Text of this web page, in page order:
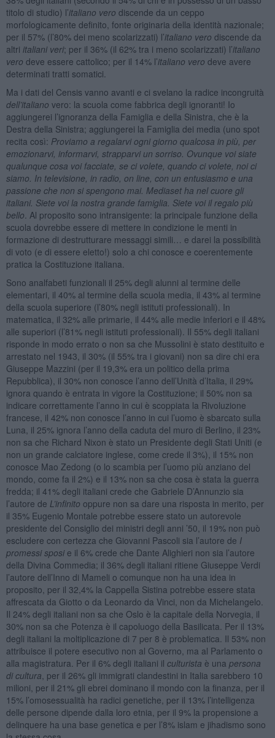
titolo di studio) l’italiano vero discende da un ceppo
morfologicamente definito, fonte originaria della identità nazionale;
per il 57% (l’80% dei meno scolarizzati) l’italiano vero discende da
altri italiani veri; per il 36% (il 62% tra i meno scolarizzati) l’italiano
vero deve essere cattolico; per il 14% l’italiano vero deve avere
determinati tratti somatici.
Ma i dati del Censis vanno avanti e ci svelano la radice incongruità
dell’italiano vero: la scuola come fabbrica degli ignoranti! Io
aggiungerei l’ignoranza della Famiglia e della Sinistra, che è la
Destra della Sinistra; aggiungerei la Famiglia dei media (uno spot
recita così: Proviamo a regalarvi ogni giorno qualcosa in più, per
emozionarvi, informarvi, strapparvi un sorriso. Ovunque voi siate
qualunque cosa voi facciate, se ci volete, quando ci volete, noi ci
siamo. In televisione, in radio, on line, con un entusiasmo e una
passione che non si spengono mai. Mediaset ha nel cuore gli
italiani. Siete voi la nostra grande famiglia. Siete voi il regalo più
bello . Al proposito sono intransigente: la principale funzione della
scuola dovrebbe essere di mettere in condizione le menti in
formazione di destrutturare messaggi simili… e darei la possibilità
di voto (e di essere eletto!) solo a chi conosce e coerentemente
pratica la Costituzione italiana.
Sono analfabeti funzionali il 25% degli alunni al termine delle
elementari, il 40% al termine della scuola media, il 43% al termine
della scuola superiore (l’80% negli istituti professionali). In
matematica, il 32% alle primarie, il 44% alle medie inferiori e il 48%
alle superiori (l’81% negli istituti professionali). Il 55% degli italiani
risponde in modo errato o non sa che Mussolini è stato destituito e
arrestato nel 1943, il 30% (il 55% tra i giovani) non sa dire chi era
Giuseppe Mazzini (per il 19,3% era un politico della prima
Repubblica), il 30% non conosce l’anno dell’Unità d’Italia, il 29%
ignora quando è entrata in vigore la Costituzione; il 50% non sa
indicare correttamente l’anno in cui è scoppiata la Rivoluzione
francese, il 42% non conosce l’anno in cui l’uomo è sbarcato sulla
Luna, il 25% ignora l’anno della caduta del muro di Berlino, il 23%
non sa che Richard Nixon è stato un Presidente degli Stati Uniti (e
non un grande calciatore inglese, come crede il 3%), il 15% non
conosce Mao Zedong (o lo scambia per l’uomo più anziano del
mondo, come fa il 2%) e il 13% non sa che cosa è stata la guerra
fredda; il 41% degli italiani crede che Gabriele D’Annunzio sia
l’autore de L’infinito oppure non sa dare una risposta in merito, per
il 35% Eugenio Montale potrebbe essere stato un autorevole
presidente del Consiglio dei ministri degli anni ’50, il 19% non può
escludere con certezza che Giovanni Pascoli sia l’autore de I
promessi sposie il 6% crede che Dante Alighieri non sia l’autore
della Divina Commedia; il 36% degli italiani ritiene Giuseppe Verdi
l’autore dell’Inno di Mameli o comunque non ha una idea in
proposito, per il 32,4% la Cappella Sistina potrebbe essere stata
affrescata da Giotto o da Leonardo da Vinci, non da Michelangelo.
Il 24% degli italiani non sa che Oslo è la capitale della Norvegia, il
30% non sa che Potenza è il capoluogo della Basilicata. Per il 13%
degli italiani la moltiplicazione di 7 per 8 è problematica. Il 53% non
attribuisce il potere esecutivo non al Governo, ma al Parlamento o
alla magistratura. Per il 6% degli italiani il culturista è una persona
di cultura , per il 26% gli immigrati clandestini in Italia sarebbero 10
milioni, per il 21% gli ebrei dominano il mondo con la finanza, per il
15% l’omosessualità ha radici genetiche, per il 13% l’intelligenza
delle persone dipende dalla loro etnia, per il 9% la propensione a
delinquere ha una base genetica e per l’8% islam e jihadismo sono